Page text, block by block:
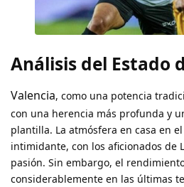
Análisis del Estado
Valencia, como una potencia
con una herencia más profunda y
plantilla. La atmósfera en casa en
intimidante, con los aficionados de
pasión. Sin embargo, el
considerablemente en las últimas